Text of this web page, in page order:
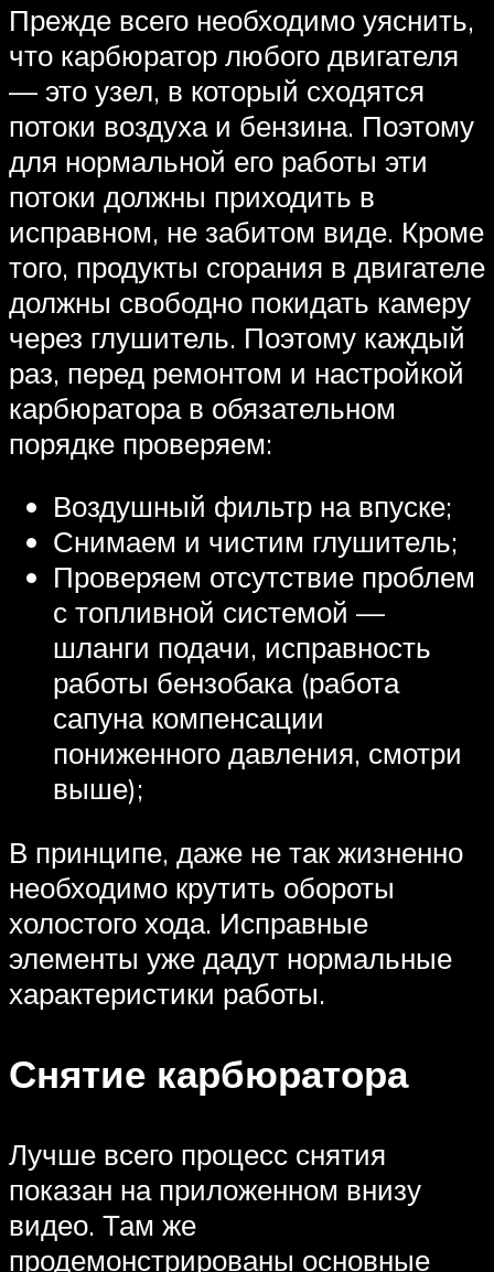
Прежде всего необходимо уяснить,
что карбюратор любого двигателя
— это узел, в который сходятся
потоки воздуха и бензина. Поэтому
для нормальной его работы эти
потоки должны приходить в
исправном, не забитом виде. Кроме
того, продукты сгорания в двигателе
должны свободно покидать камеру
через глушитель. Поэтому каждый
раз, перед ремонтом и настройкой
карбюратора в обязательном
порядке проверяем:
Воздушный фильтр на впуске;
Снимаем и чистим глушитель;
Проверяем отсутствие проблем
с топливной системой —
шланги подачи, исправность
работы бензобака (работа
сапуна компенсации
пониженного давления, смотри
выше);
В принципе, даже не так жизненно
необходимо крутить обороты
холостого хода. Исправные
элементы уже дадут нормальные
характеристики работы.
Снятие карбюратора
Лучше всего процесс снятия
показан на приложенном внизу
видео. Там же
продемонстрированы основные